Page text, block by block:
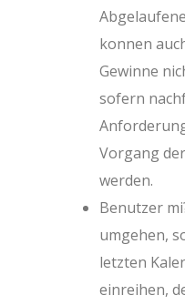
konnen
Gewinne
sofern
Vorgang
werden.
Benutzer
umgehen,
letzten
einreihen,